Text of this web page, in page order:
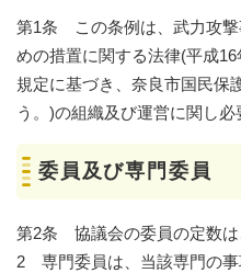
第1条 この条例は、武力攻撃
めの措置に関する法律(平成
規定に基づき、奈良市国民保
う。)の組織及び運営に関し必
委員及び専門委員
第2条 協議会の委員の定数は
2 専門委員は、当該専門の事